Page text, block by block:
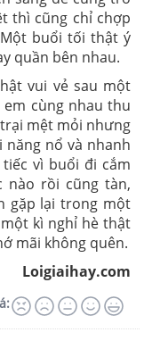
thì cũng chỉ chợp
buổi tối thật ý
quần bên nhau.
vui vẻ sau một
em cùng nhau thu
mệt mỏi nhưng
nổ và nhanh
vì buổi đi cắm
nào rồi cũng tàn,
gặp lại trong một
kì nghỉ hè thật
mãi không quên.
Loigiaihay.com